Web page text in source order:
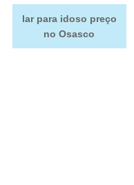
lar para idoso preço
no Osasco